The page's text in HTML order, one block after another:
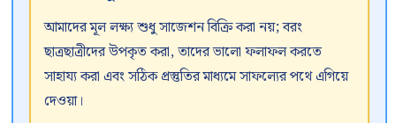
আমাদের মূল লক্ষ্য শুধু সাজেশন বিক্রি করা নয়; বরং
ছাত্রছাত্রীদের উপকৃত করা, তাদের ভালো ফলাফল করতে
সাহায্য করা এবং সঠিক প্রস্তুতির মাধ্যমে সাফল্যের পথে এগিয়ে
দেওয়া।